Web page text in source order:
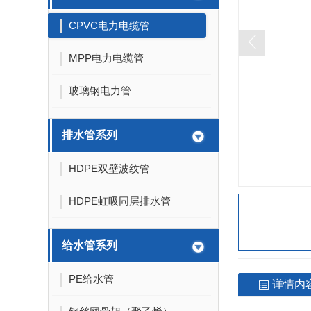
配件
MPP接头
CPVC电力电缆管
MPP电力电缆管
玻璃钢电力管
排水管系列
HDPE双壁波纹管
HDPE虹吸同层排水管
给水管系列
PE给水管 详情内